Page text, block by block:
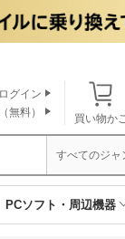
買い物か
ログイン
無料）
すべてのジャ
PCソフト・周辺機器